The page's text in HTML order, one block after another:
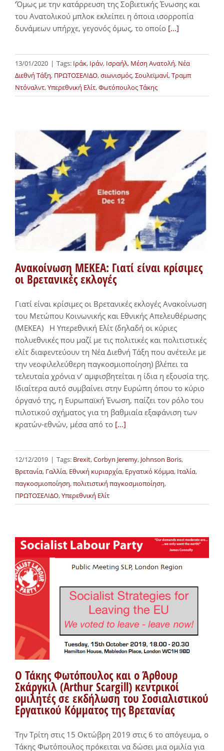
‘Όμως με την κατάρρευση της Σοβιετικής Ένωσης και
του Ανατολικού μπλοκ εκλείπει η όποια ισορροπία
δυνάμεων υπήρχε, γεγονός όμως, το οποίο [...]
13/01/2020 | Tags: Ιράκ, Ιράν, Ισραήλ, Μέση Ανατολή, Νέα
Διεθνή Τάξη, ΠΡΩΤΟΣΕΛΙΔΟ,σιωνισμός,Σουλεϊμανί,Τραμπ
Ντόναλντ,Υπερεθνική Ελίτ,Φωτόπουλος Τάκης
Ανακοίνωση ΜΕΚΕΑ: Γιατί είναι κρίσιμες
οι Βρετανικές εκλογές
Γιατί είναι κρίσιμες οι Βρετανικές εκλογές Ανακοίνωση
του Μετώπου Κοινωνικής και Εθνικής Απελευθέρωσης
(ΜΕΚΕΑ) Η Υπερεθνική Ελίτ (δηλαδή οι κύριες
πολυεθνικές που μαζί με τις πολιτικές και πολιτιστικές
ελίτ διαφεντεύουν τη Νέα Διεθνή Τάξη που ανέτειλε με
την νεοφιλελεύθερη παγκοσμιοποίηση) βλέπει τα
τελευταία χρόνια ν’ αμφισβητείται η ίδια η εξουσία της.
Ιδιαίτερα αυτό συμβαίνει στην Ευρώπη όπου το κύριο
όργανό της, η Ευρωπαϊκή Ένωση, παίζει τον ρόλο του
πιλοτικού σχήματος για τη βαθμιαία εξαφάνιση των
κρατών-εθνών, μέσα από το [...]
12/12/2019 | Tags: Brexit,Corbyn Jeremy, Johnson Boris,
Βρετανία, Γαλλία, Εθνική κυριαρχία, Εργατικό Κόμμα, Ιταλία,
παγκοσμιοποίηση,πολιτιστική παγκοσμιοποίηση,
ΠΡΩΤΟΣΕΛΙΔΟ,Υπερεθνική Ελίτ
Ο Τάκης Φωτόπουλος και ο Άρθουρ
Σκάργκιλ (Arthur Scargill) κεντρικοί
ομιλητές σε εκδήλωση του Σοσιαλιστικού
Εργατικού Κόμματος της Βρετανίας
Την Τρίτη στις 15 Οκτώβρη 2019 στις 6 το απόγευμα, ο
Τάκης Φωτόπουλος πρόκειται να δώσει μια ομιλία για